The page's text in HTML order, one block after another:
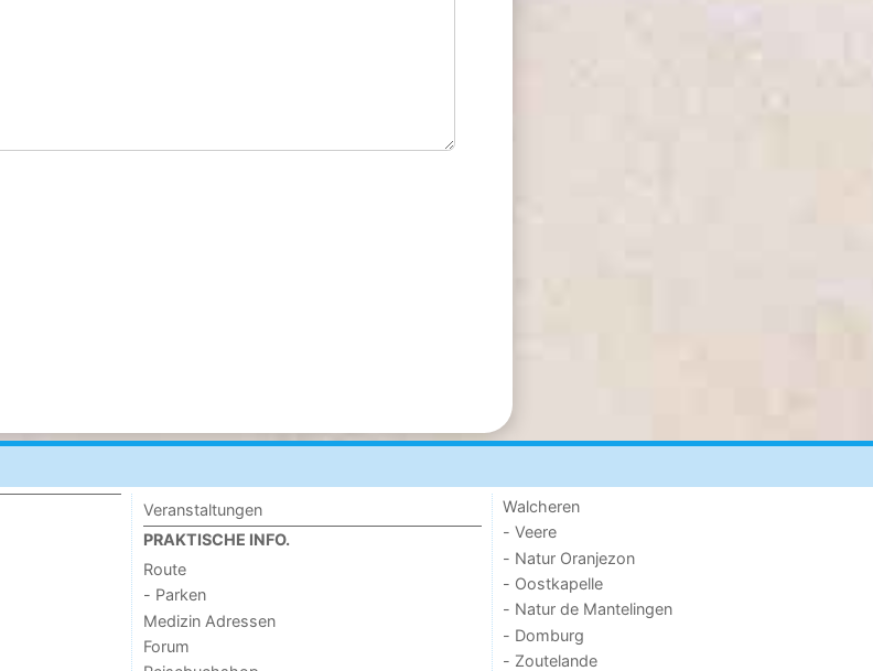
Veranstaltungen
PRAKTISCHE INFO.
Route
- Parken
Medizin Adressen
Forum
Walcheren
- Veere
- Natur Oranjezon
- Oostkapelle
- Natur de Mantelingen
- Domburg
- Zoutelande